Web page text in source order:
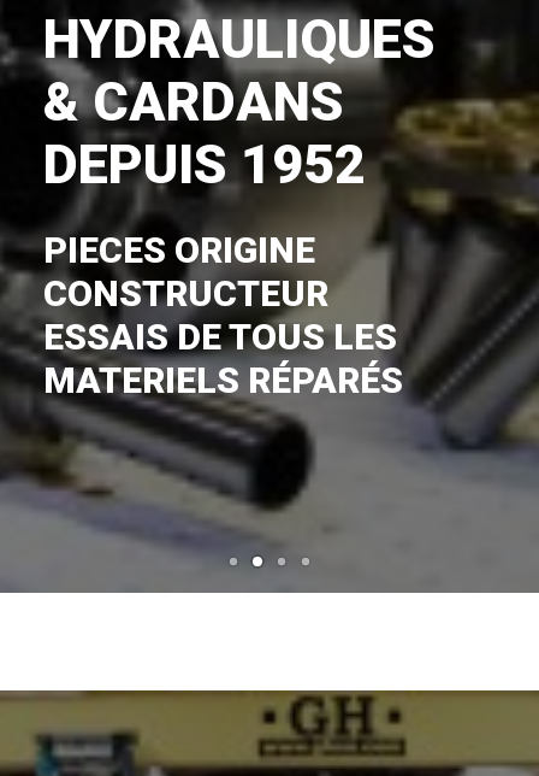
HYDRAULIQUES
& CARDANS
DEPUIS 1952
PIECES ORIGINE
CONSTRUCTEUR
ESSAIS DE TOUS LES
MATERIELS RÉPARÉS